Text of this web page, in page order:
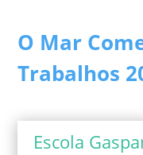
O Mar
Trabalhos
Escola